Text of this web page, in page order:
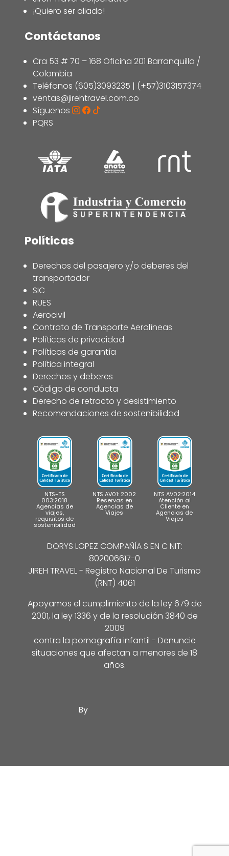
¡Quiero ser aliado!
Contáctanos
Cra 53 # 70 – 168 Oficina 201 Barranquilla /
Colombia
Teléfonos (605)3093235 | (+57)3103157374
ventas@jirehtravel.com.co
Síguenos
PQRS
Políticas
Derechos del pasajero y/o deberes del
transportador
SIC
RUES
Aerocivil
Contrato de Transporte Aerolíneas
Políticas de privacidad
Políticas de garantía
Política integral
Derechos y deberes
Código de conducta
Derecho de retracto y desistimiento
Recomendaciones de sostenibilidad
NTS-TS
003:2018
Agencias de
viajes,
requisitos de
sostenibilidad
NTS AV01: 2002
Reservas en
Agencias de
Viajes
NTS AV02:2014
Atención al
Cliente en
Agencias de
Viajes
DORYS LOPEZ COMPAÑÍA S EN C NIT:
802006617-0
JIREH TRAVEL - Registro Nacional De Turismo
(RNT) 4061
Apoyamos el cumplimiento de la ley 679 de
2001, la ley 1336 y de la resolución 3840 de
2009
contra la pornografía infantil - Denuncie
situaciones que afectan a menores de 18
años.
By